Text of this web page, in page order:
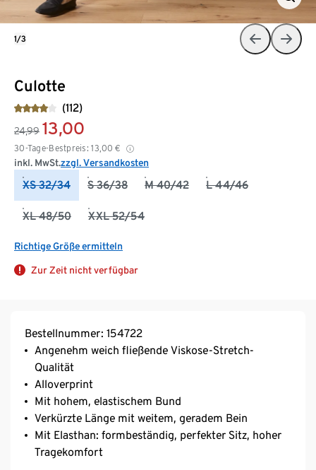
Culotte
(112)
24,99 13,00
30-Tage-Bestpreis: 13,00 €
inkl. MwSt.zzgl. Versandkosten
XS 32/34 S 36/38 M 40/42 L 44/46
XL 48/50 XXL 52/54
Richtige Größe ermitteln
Zur Zeit nicht verfügbar
1/3
Bestellnummer: 154722
Angenehm weich fließende Viskose-Stretch-
Qualität
Alloverprint
Mit hohem, elastischem Bund
Verkürzte Länge mit weitem, geradem Bein
Mit Elasthan: formbeständig, perfekter Sitz, hoher
Tragekomfort